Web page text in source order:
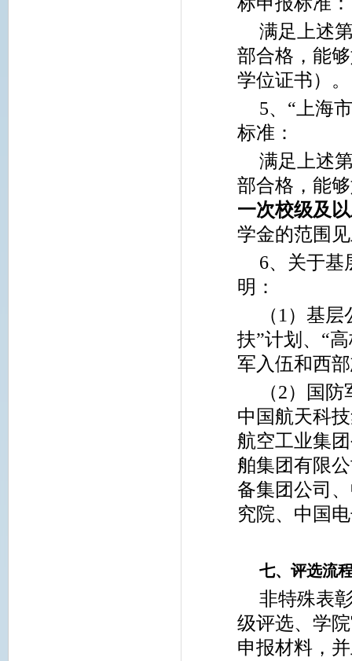
满足上述
部合格，能
学位证书）。
5、“上海
标准：
满足上述
部合格，能
一次校级及
学金的范围
6、关于基
明：
（1）基
扶”计划、“
军入伍和西
（2）国
中国航天科
航空工业集
舶集团有限
备集团公司
究院、中国
七、评选流
非特殊表
级评选、学
申报材料，